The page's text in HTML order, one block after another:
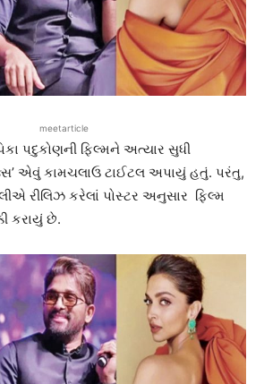
meetarticle
પદુકોણની ફિલ્મને અત્યાર સુધી
એવું કામચલાઉ ટાઈટલ અપાયું હતું. પરંતુ,
રીલિઝ કરેલાં પોસ્ટર અનુસાર ફિલ્મ
કરાયું છે.